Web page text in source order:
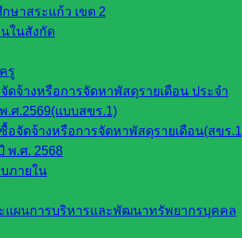
ษาสระแก้ว เขต 2
นในสังกัด
รู
ดจ้างหรือการจัดหาพัสดุรายเดือน ประจำ
.ศ.2569(แบบสขร.1)
อจัดจ้างหรือการจัดหาพัสดุรายเดือน(สขร
พ.ศ. 2568
ภายใน
แผนการบริหารและพัฒนาทรัพยากรบุคคล